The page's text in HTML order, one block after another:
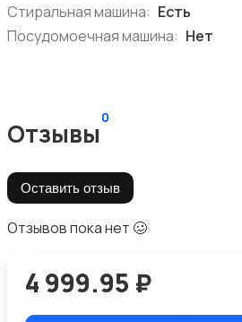
Стиральная машина: Есть
Посудомоечная машина: Нет
Отзывы
0
Оставить отзыв
Отзывов пока нет 🥴
4 999.95 ₽